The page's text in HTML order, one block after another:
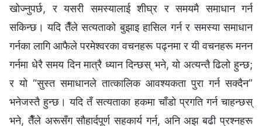
खोज्‍नुपर्छ, र यसरी समस्यालाई शीघ्र र समयमै समाधान गर्न
सकिन्छ। यदि तैँले सत्यताको बुझाइ हासिल गर्न र समस्या समाधान
गर्नका लागि आफैले परमेश्‍वरका वचनहरू पढ्नमा र यी वचनहरू मनन
गर्नमा धेरै समय दिन मात्रै ध्यान दिन्छस् भने, यो अत्यन्तै ढिलो हुन्छ;
र यो “सुस्त समाधानले तात्कालिक आवश्यकता पुरा गर्न सक्दैन”
भनेजस्तै हुन्छ। यदि तँ सत्यताका हकमा चाँडो प्रगति गर्न चाहन्छस्
भने, तैँले अरूसँग सौहार्दपूर्ण सहकार्य गर्न, अनि अझ बढी प्रश्‍नहरू